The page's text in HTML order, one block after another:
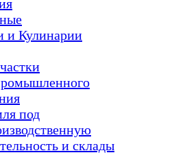
и Кулинарии
под
и склады